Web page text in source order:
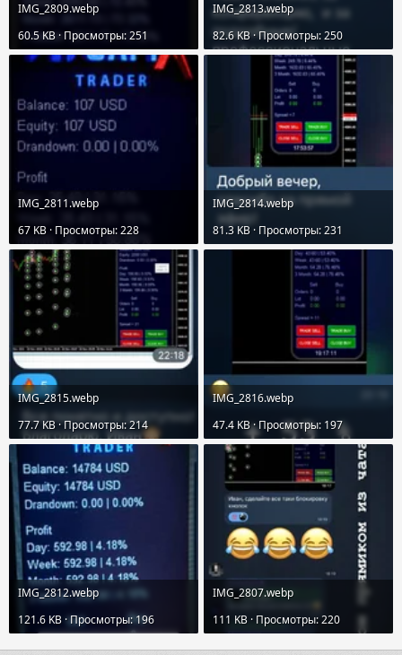
IMG_2809.webp
60.5 KB · Просмотры: 251
IMG_2813.webp
82.6 KB · Просмотры: 250
IMG_2811.webp
67 KB · Просмотры: 228
IMG_2814.webp
81.3 KB · Просмотры: 231
IMG_2815.webp
77.7 KB · Просмотры: 214
IMG_2816.webp
47.4 KB · Просмотры: 197
IMG_2812.webp
121.6 KB · Просмотры: 196
IMG_2807.webp
111 KB · Просмотры: 220